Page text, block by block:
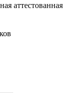
аттестованная